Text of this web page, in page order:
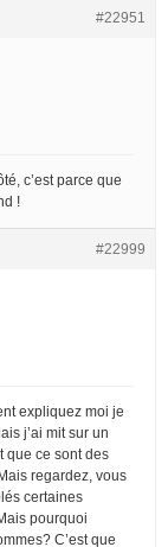
#22951
c’est parce que
!
#22999
expliquez moi je
j’ai mit sur un
que ce sont des
regardez, vous
certaines
pourquoi
C’est que